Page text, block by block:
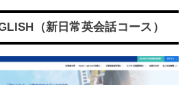
（新日常英会話コース）